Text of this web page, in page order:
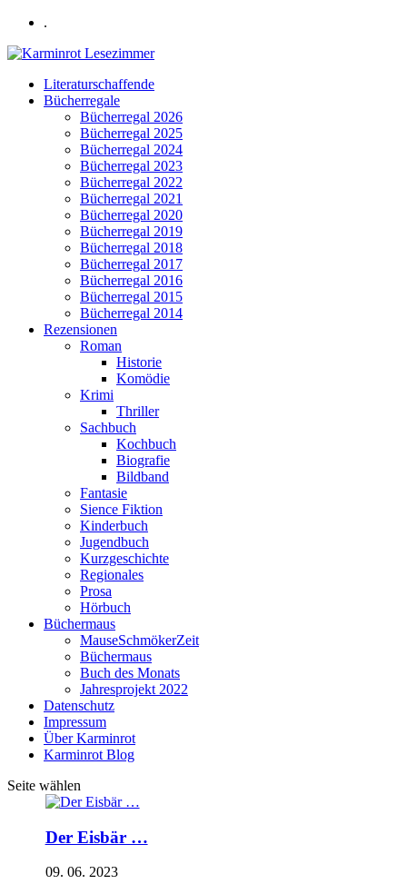
.
Literaturschaffende
Bücherregale
Bücherregal 2026
Bücherregal 2025
Bücherregal 2024
Bücherregal 2023
Bücherregal 2022
Bücherregal 2021
Bücherregal 2020
Bücherregal 2019
Bücherregal 2018
Bücherregal 2017
Bücherregal 2016
Bücherregal 2015
Bücherregal 2014
Rezensionen
Roman
Historie
Komödie
Krimi
Thriller
Sachbuch
Kochbuch
Biografie
Bildband
Fantasie
Sience Fiktion
Kinderbuch
Jugendbuch
Kurzgeschichte
Regionales
Prosa
Hörbuch
Büchermaus
MauseSchmökerZeit
Büchermaus
Buch des Monats
Jahresprojekt 2022
Datenschutz
Impressum
Über Karminrot
Karminrot Blog
Seite wählen
Der Eisbär …
09. 06. 2023